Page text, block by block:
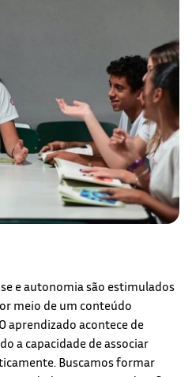
e autonomia são estimulados
meio de um conteúdo
aprendizado acontece de
a capacidade de associar
Buscamos formar